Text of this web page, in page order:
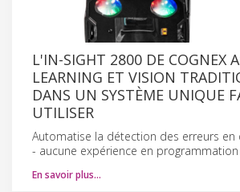
L'IN-SIGHT 2800 DE COGNEX
LEARNING ET VISION
DANS UN SYSTÈME UNIQUE
UTILISER
Automatise la détection des erreurs en
- aucune expérience en
En savoir plus…